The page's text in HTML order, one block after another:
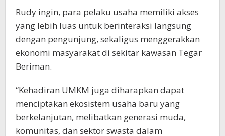
Rudy ingin, para pelaku usaha memiliki akses
yang lebih luas untuk berinteraksi langsung
dengan pengunjung, sekaligus menggerakkan
ekonomi masyarakat di sekitar kawasan Tegar
Beriman.
“Kehadiran UMKM juga diharapkan dapat
menciptakan ekosistem usaha baru yang
berkelanjutan, melibatkan generasi muda,
komunitas, dan sektor swasta dalam